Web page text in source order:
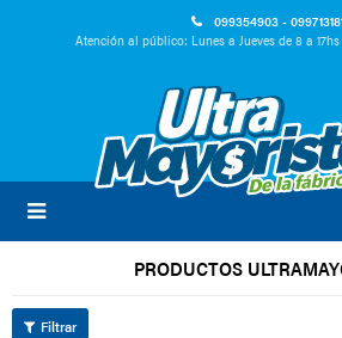
099354903 -
Atención al público: Lunes a Jueves de 8 a 17hs

PRODUCTOS